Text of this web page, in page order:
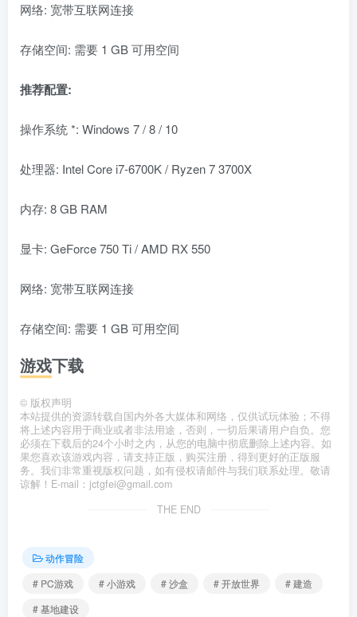
网络: 宽带互联网连接
存储空间: 需要 1 GB 可用空间
推荐配置:
操作系统 *: Windows 7 / 8 / 10
处理器: Intel Core i7-6700K / Ryzen 7 3700X
内存: 8 GB RAM
显卡: GeForce 750 Ti / AMD RX 550
网络: 宽带互联网连接
存储空间: 需要 1 GB 可用空间
游戏下载
© 版权声明
本站提供的资源转载自国内外各大媒体和网络，仅供试玩体验；不得
将上述内容用于商业或者非法用途，否则，一切后果请用户自负。您
必须在下载后的24个小时之内，从您的电脑中彻底删除上述内容。如
果您喜欢该游戏内容，请支持正版，购买注册，得到更好的正版服
务。我们非常重视版权问题，如有侵权请邮件与我们联系处理。敬请
谅解！E-mail：jctgfei@gmail.com
THE END
动作冒险
# PC游戏
# 小游戏 # 沙盒 # 开放世界
# 建造
# 基地建设